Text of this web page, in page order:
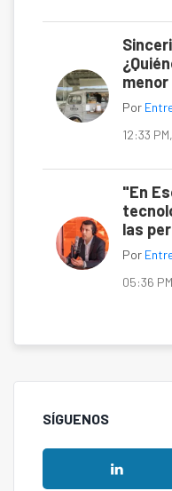
Por
12:33
"En
las
Por
05:36
SÍGUENOS